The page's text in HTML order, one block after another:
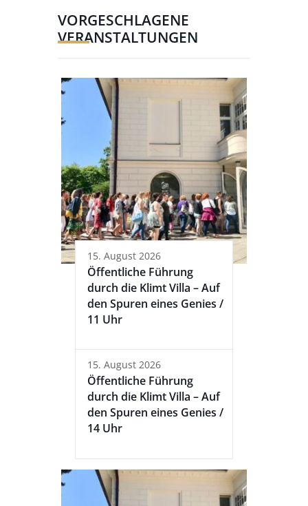
VORGESCHLAGENE
VERANSTALTUNGEN
15. August 2026
Öffentliche Führung
durch die Klimt Villa – Auf
den Spuren eines Genies /
11 Uhr
15. August 2026
Öffentliche Führung
durch die Klimt Villa – Auf
den Spuren eines Genies /
14 Uhr